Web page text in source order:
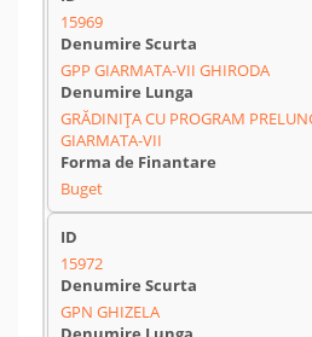
15969
GPP GIARMATA-VII GHIRODA
GRĂDINIȚA CU PROGRAM
GIARMATA-VII
Buget
15972
GPN GHIZELA